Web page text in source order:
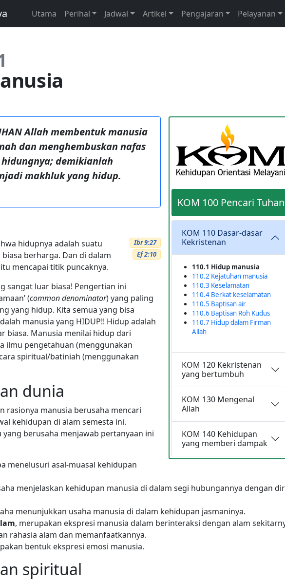
Utama Perihal Jadwal Artikel Pengajaran Pelayanan
KOM 100 Pencari Tuhan
KOM 110 Dasar-dasar
Kekristenan
110.1 Hidup manusia
110.2 Kejatuhan manusia
110.3 Keselamatan
110.4 Berkat keselamatan
110.5 Baptisan air
110.6 Baptisan Roh Kudus
110.7 Hidup dalam Firman
Allah
KOM 120 Kekristenan
yang bertumbuh
KOM 130 Mengenal
Allah
KOM 140 Kehidupan
yang memberi dampak
Allah membentuk manusia
dan menghembuskan nafas
demikianlah
makhluk yang hidup.
Ibr 9:27
hidupnya adalah suatu
berharga.
Ef 2:10
Dan di dalam
mencapai titik puncaknya.
sangat luar biasa! Pengertian ini
(common denominator) yang paling
yang hidup. Kita semua yang bisa
manusia yang HIDUP!! Hidup adalah
biasa. Manusia menilai hidup dari
ilmu pengetahuan (menggunakan
spiritual/batiniah (menggunakan
dunia
rasionya manusia berusaha mencari
kehidupan di alam semesta ini.
berusaha menjawab pertanyaan ini
menelusuri asal-muasal kehidupan
menjelaskan kehidupan manusia di dalam segi hubungannya dengan
menunjukkan usaha manusia di dalam kehidupan jasmaninya.
, merupakan ekspresi manusia dalam berinteraksi dengan alam
rahasia alam dan memanfaatkannya.
bentuk ekspresi emosi manusia.
spiritual